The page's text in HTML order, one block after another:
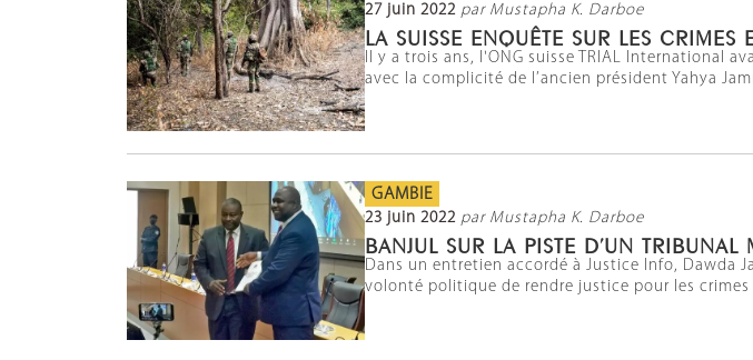
27 juin 2022 par Mustapha K. Darboe
LA SUISSE ENQUÊTE SUR LES
Il y a trois ans, l'ONG suisse TRIAL International
avec la complicité de l’ancien président Yahya
GAMBIE
23 juin 2022 par Mustapha K. Darboe
BANJUL SUR LA PISTE D’UN
Dans un entretien accordé à Justice Info, Dawda
volonté politique de rendre justice pour les